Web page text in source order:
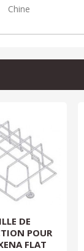
Chine
DE
POUR
FLAT